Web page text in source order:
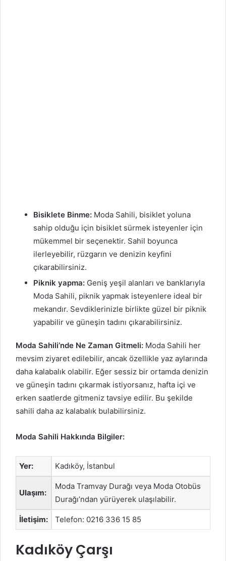
Bisiklete Binme: Moda Sahili, bisiklet yoluna
sahip olduğu için bisiklet sürmek isteyenler için
mükemmel bir seçenektir. Sahil boyunca
ilerleyebilir, rüzgarın ve denizin keyfini
çıkarabilirsiniz.
Piknik yapma: Geniş yeşil alanları ve banklarıyla
Moda Sahili, piknik yapmak isteyenlere ideal bir
mekandır. Sevdiklerinizle birlikte güzel bir piknik
yapabilir ve güneşin tadını çıkarabilirsiniz.
Moda Sahili’nde Ne Zaman Gitmeli: Moda Sahili her
mevsim ziyaret edilebilir, ancak özellikle yaz aylarında
daha kalabalık olabilir. Eğer sessiz bir ortamda denizin
ve güneşin tadını çıkarmak istiyorsanız, hafta içi ve
erken saatlerde gitmeniz tavsiye edilir. Bu şekilde
sahili daha az kalabalık bulabilirsiniz.
Moda Sahili Hakkında Bilgiler:
Yer: Kadıköy, İstanbul
Ulaşım:
Moda Tramvay Durağı veya Moda Otobüs
Durağı’ndan yürüyerek ulaşılabilir.
İletişim: Telefon: 0216 336 15 85
Kadıköy Çarşı